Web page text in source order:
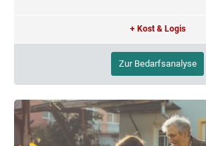
+ Kost & Logis
Zur Bedarfsanalyse